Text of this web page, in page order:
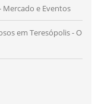
e Eventos
em Teresópolis - O